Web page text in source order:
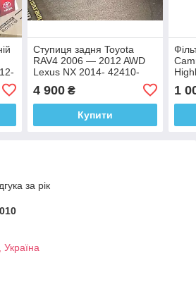
Ступиця задня Toyota
RAV4 2006 — 2012 AWD
Lexus NX 2014- 42410-
4 900₴
Купити
1
за рік